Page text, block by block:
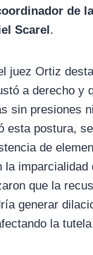
de
Scarel.
juez Ortiz
a derecho y
sin presiones
esta postura,
de
la imparcialidad
que la
generar
la